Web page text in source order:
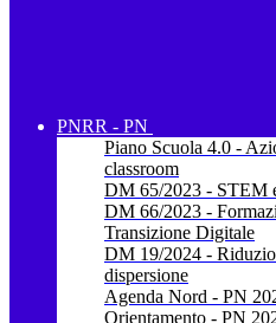
PNRR - PN
Piano Scuola 4.0 -
classroom
DM 65/2023 - STEM
DM 66/2023 -
Transizione Digitale
DM 19/2024 -
dispersione
Agenda Nord - PN
Orientamento - PN